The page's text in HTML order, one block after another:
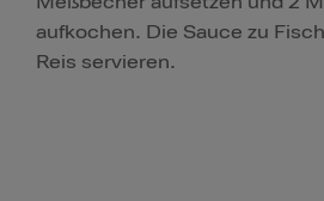
aufkochen. Die Sauce zu
Reis servieren.